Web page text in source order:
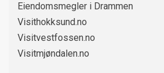
Eiendomsmegler i Drammen
Visithokksund.no
Visitvestfossen.no
Visitmjøndalen.no